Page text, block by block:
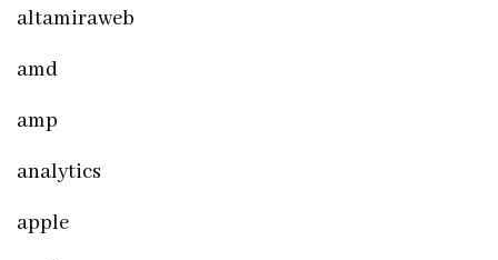
altamiraweb
amd
amp
analytics
apple